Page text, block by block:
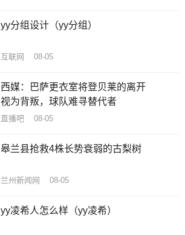
yy分组设计（yy分组）
互联网 08-05
西媒：巴萨更衣室将登贝莱的离开
视为背叛，球队难寻替代者
直播吧 08-05
皋兰县抢救4株长势衰弱的古梨树
兰州新闻网 08-05
yy凌希人怎么样（yy凌希）